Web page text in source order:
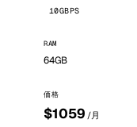
10GBPS
RAM
64GB
価格
$1059 /月